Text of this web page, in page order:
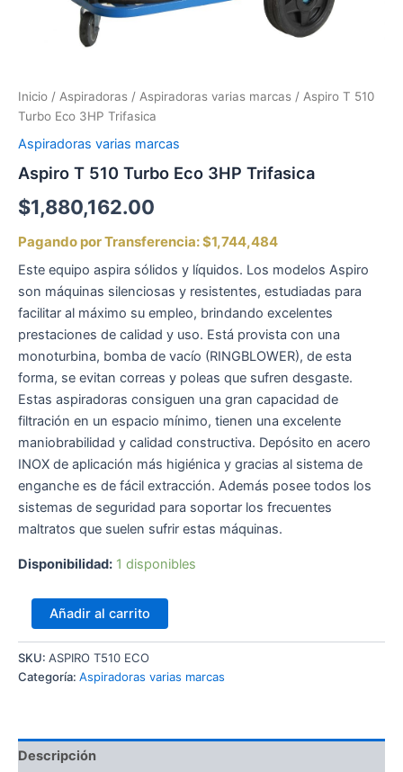
Inicio / Aspiradoras / Aspiradoras varias marcas / Aspiro T 510
Turbo Eco 3HP Trifasica
Aspiradoras varias marcas
Aspiro T 510 Turbo Eco 3HP Trifasica
$1,880,162.00
Pagando por Transferencia:$1,744,484
Este equipo aspira sólidos y líquidos. Los modelos Aspiro
son máquinas silenciosas y resistentes, estudiadas para
facilitar al máximo su empleo, brindando excelentes
prestaciones de calidad y uso. Está provista con una
monoturbina, bomba de vacío (RINGBLOWER), de esta
forma, se evitan correas y poleas que sufren desgaste.
Estas aspiradoras consiguen una gran capacidad de
filtración en un espacio mínimo, tienen una excelente
maniobrabilidad y calidad constructiva. Depósito en acero
INOX de aplicación más higiénica y gracias al sistema de
enganche es de fácil extracción. Además posee todos los
sistemas de seguridad para soportar los frecuentes
maltratos que suelen sufrir estas máquinas.
Disponibilidad: 1 disponibles
Añadir al carrito
SKU: ASPIRO T510 ECO
Categoría: Aspiradoras varias marcas
Descripción